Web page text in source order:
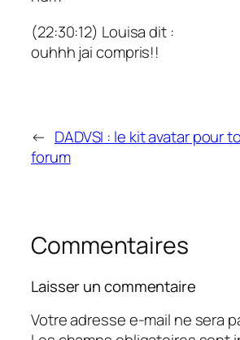
(22:30:12) Louisa dit :
ouhhh jai compris!!
← DADVSI : le kit avatar pour
forum
Commentaires
Laisser un commentaire
Votre adresse e-mail ne sera